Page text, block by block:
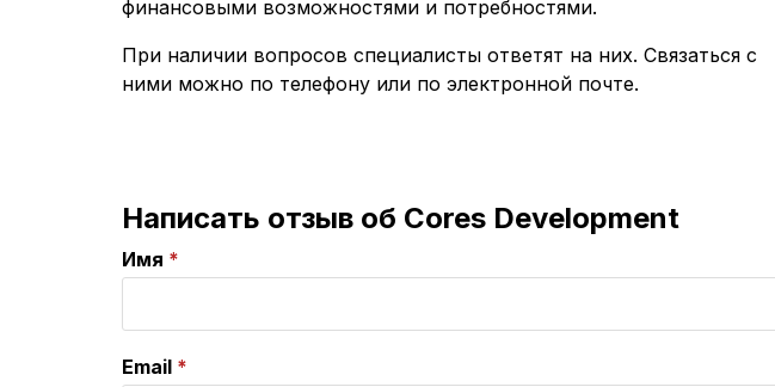
финансовыми возможностями и потребностями.
При наличии вопросов специалисты ответят на них. Связаться с
ними можно по телефону или по электронной почте.
Написать отзыв об Cores Development
Имя
Email